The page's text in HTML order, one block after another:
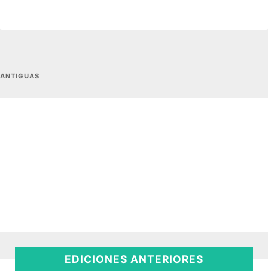
ANTIGUAS
EDICIONES ANTERIORES